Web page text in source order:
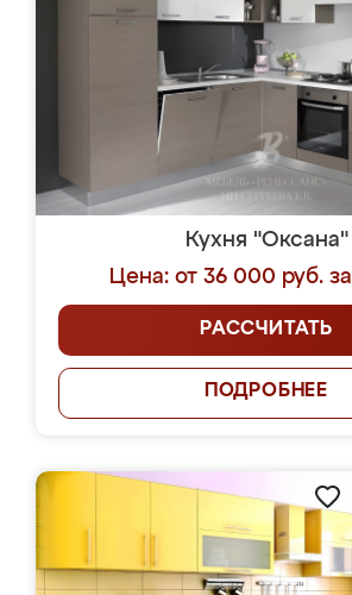
Кухня "Оксана"
Цена: от 36 000 руб.
РАССЧИТАТЬ
ПОДРОБНЕЕ